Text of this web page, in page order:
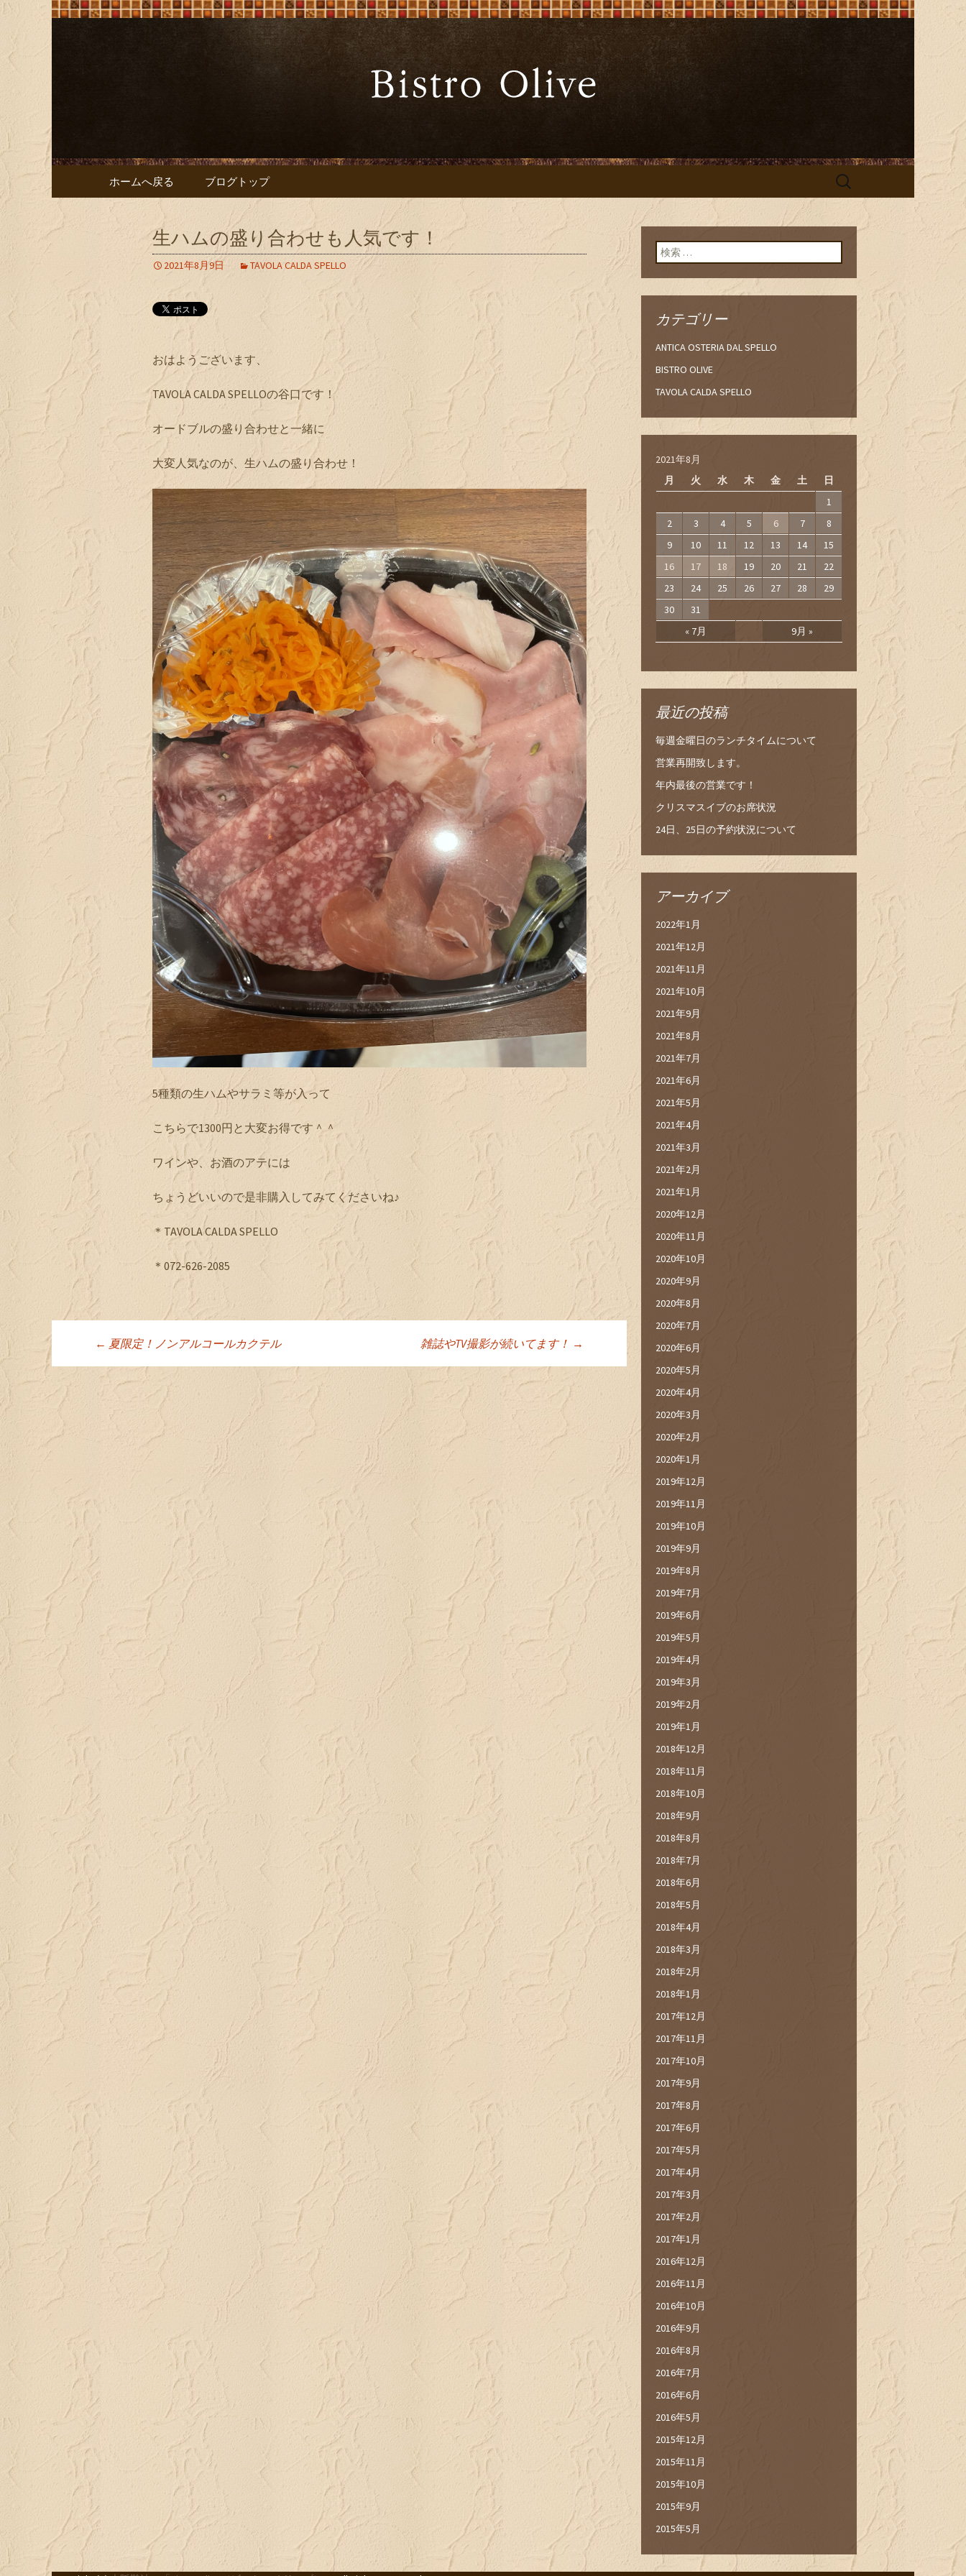
大阪難波の「Bistro Olive（ビストロ オ
大阪難波の「ビストロオリーブ」でワインと炭火焼料理を
コンテンツへ移動
ホームへ戻る ブログトップ
検
生ハムの盛り合わせも人気です！
2021年8月9日 TAVOLA CALDA SPELLO
おはようございます、
TAVOLA CALDA SPELLOの谷口です！
オードブルの盛り合わせと一緒に
大変人気なのが、生ハムの盛り合わせ！
5種類の生ハムやサラミ等が入って
こちらで1300円と大変お得です＾＾
ワインや、お酒のアテには
ちょうどいいので是非購入してみてくださいね♪
＊TAVOLA CALDA SPELLO
＊072-626-2085
投稿ナビゲーション
← 夏限定！ノンアルコールカクテル 雑誌やTV撮影が続いてます！ →
検索:
カテゴリー
ANTICA OSTERIA DAL SPELLO
BISTRO OLIVE
TAVOLA CALDA SPELLO
2021年8月
月
火 水 木 金 土 日
« 7月 9月 »
1
2
3 4 5 6 7
8
9
10 11 12 13 14
15
16
17 18 19 20 21
22
23
24 25 26 27 28
29
30
31
最近の投稿
毎週金曜日のランチタイムについて
営業再開致します。
年内最後の営業です！
クリスマスイブのお席状況
24日、25日の予約状況について
アーカイブ
2022年1月
2021年12月
2021年11月
2021年10月
2021年9月
2021年8月
2021年7月
2021年6月
2021年5月
2021年4月
2021年3月
2021年2月
2021年1月
2020年12月
2020年11月
2020年10月
2020年9月
2020年8月
2020年7月
2020年6月
2020年5月
2020年4月
2020年3月
2020年2月
2020年1月
2019年12月
2019年11月
2019年10月
2019年9月
2019年8月
2019年7月
2019年6月
2019年5月
2019年4月
2019年3月
2019年2月
2019年1月
2018年12月
2018年11月
2018年10月
2018年9月
2018年8月
2018年7月
2018年6月
2018年5月
2018年4月
2018年3月
2018年2月
2018年1月
2017年12月
2017年11月
2017年10月
2017年9月
2017年8月
2017年6月
2017年5月
2017年4月
2017年3月
2017年2月
2017年1月
2016年12月
2016年11月
2016年10月
2016年9月
2016年8月
2016年7月
2016年6月
2016年5月
2015年12月
2015年11月
2015年10月
2015年9月
2015年5月